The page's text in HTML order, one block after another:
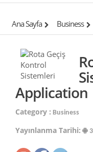
Ana Sayfa Business
Application
Category : Business
Yayınlanma Tarihi: